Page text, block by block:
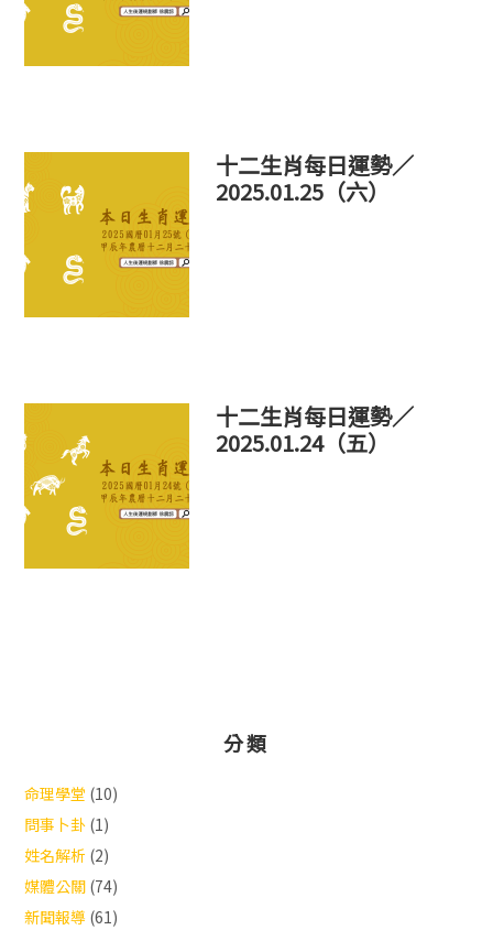
十二生肖每日運勢／
2025.01.25（六）
十二生肖每日運勢／
2025.01.24（五）
分類
命理學堂 (10)
問事卜卦 (1)
姓名解析 (2)
媒體公關 (74)
新聞報導 (61)